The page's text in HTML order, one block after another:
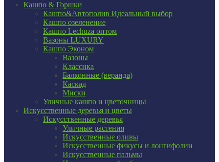
Кашпо & Горшки
Кашпо&Автополив Идеальный выбор
Кашпо озеленение
Кашпо Lechuza оптом
Вазоны LUXURY
Кашпо Эконом
Вазоны
Классика
Балконные (веранда)
Каскад
Миски
Уличные кашпо и цветочницы
Искусственные деревья и цветы
Искусственные деревья
Уличные растения
Искусственные оливы
Искусственные фикусы и лонгифолии
Искусственные пальмы